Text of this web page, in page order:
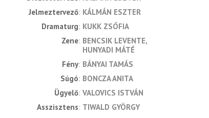
jelmeztervező KÁLMÁN ESZTER
dramaturg KUKK ZSÓFIA
zene BENCSIK LEVENTE
HUNYADI MÁTÉ
fény BÁNYAI TAMÁS
súgó BONCZA ANITA
ügyelő VALOVICS ISTVÁN
asszisztens TIWALD GYÖRGY